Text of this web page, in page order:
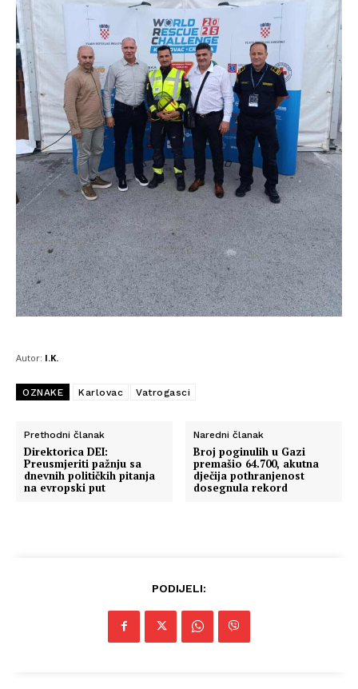
Autor: I.K.
OZNAKE Karlovac Vatrogasci
Prethodni članak
Direktorica DEI:
Preusmjeriti pažnju sa
dnevnih političkih pitanja
na evropski put
Naredni članak
Broj poginulih u Gazi
premašio 64.700, akutna
dječija pothranjenost
dosegnula rekord
PODIJELI: